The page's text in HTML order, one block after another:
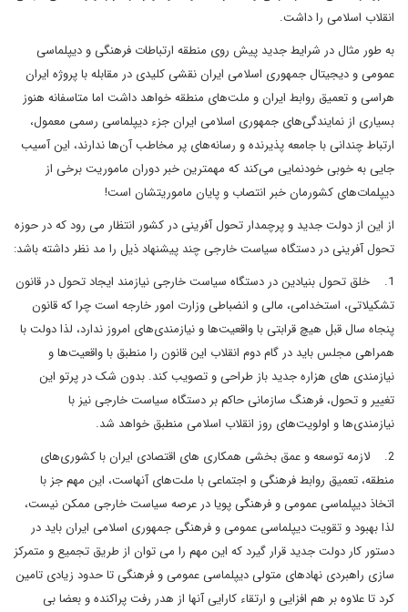
انقلاب اسلامی را داشت.
به طور مثال در شرایط جدید پیش روی منطقه ارتباطات فرهنگی و دیپلماسی
عمومی و دیجیتال جمهوری اسلامی ایران نقشی کلیدی در مقابله با پروژه ایران
هراسی و تعمیق روابط ایران و ملت‌‌های منطقه خواهد داشت اما متاسفانه هنوز
بسیاری از نمایندگی‌های جمهوری اسلامی ایران جزء دیپلماسی رسمی معمول،
ارتباط چندانی با جامعه پذیرنده و رسانه‌‌های پر مخاطب آن‌ها ندارند، این آسیب
جایی به خوبی خودنمایی می‌کند که مهمترین خبر دوران ماموریت برخی از
دیپلمات‌های کشورمان خبر انتصاب و پایان ماموریتشان است!
از این از دولت جدید و پرچمدار تحول آفرینی در کشور انتظار می رود که در حوزه
تحول آفرینی در دستگاه سیاست خارجی چند پیشنهاد ذیل را مد نظر داشته باشد:
1. خلق تحول بنیادین در دستگاه سیاست خارجی نیازمند ایجاد تحول در قانون
تشکیلاتی، استخدامی، مالی و انضباطی وزارت امور خارجه است چرا که قانون
پنجاه سال قبل هیچ قرابتی با واقعیت‌ها و نیازمندی‌های امروز ندارد، لذا دولت با
همراهی مجلس باید در گام دوم انقلاب این قانون را منطبق با واقعیت‌ها و
نیازمندی های هزاره جدید باز طراحی و تصویب کند. بدون شک در پرتو این
تغییر و تحول، فرهنگ سازمانی حاکم بر دستگاه سیاست خارجی نیز با
نیازمندی‌ها و اولویت‌های روز انقلاب اسلامی منطبق خواهد شد.
2. لازمه توسعه و عمق بخشی همکاری های اقتصادی ایران با کشوری‌های
منطقه، تعمیق روابط فرهنگی و اجتماعی با ملت‌های آنهاست، این مهم جز با
اتخاذ دیپلماسی عمومی و فرهنگی پویا در عرصه سیاست خارجی ممکن نیست،
لذا بهبود و تقویت دیپلماسی عمومی و فرهنگی جمهوری اسلامی ایران باید در
دستور کار دولت جدید قرار گیرد که این مهم را می توان از طریق تجمیع و متمرکز
سازی راهبردی نهادهای متولی دیپلماسی عمومی و فرهنگی تا حدود زیادی تامین
کرد تا علاوه بر هم افزایی و ارتقاء کارایی آنها از هدر رفت پراکنده و بعضا بی